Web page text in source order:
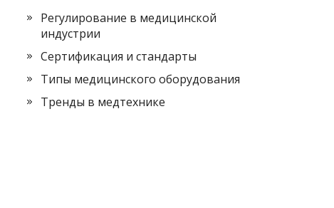
Регулирование в медицинской
индустрии
Сертификация и стандарты
Типы медицинского оборудования
Тренды в медтехнике